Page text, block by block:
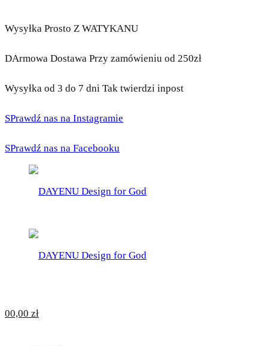
Wysyłka Prosto Z WATYKANU
DArmowa Dostawa Przy zamówieniu od 250zł
Wysyłka od 3 do 7 dni Tak twierdzi inpost
SPrawdź nas na Instagramie
SPrawdź nas na Facebooku
DAYENU
00,00 zł